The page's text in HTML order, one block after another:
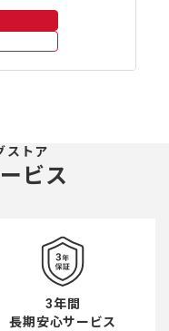
ストア
ビス
3年間
長期安心サービス